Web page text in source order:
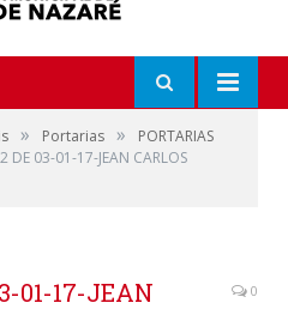
» Portarias »
PORTARIAS
DE 03-01-17-JEAN CARLOS
01-17-JEAN
0